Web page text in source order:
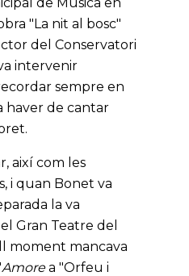
"La nit al bosc"
del Conservatori
intervenir
sempre en
haver de cantar
així com les
i quan Bonet va
la va
Gran Teatre del
moment mancava
Amorea "Orfeu i